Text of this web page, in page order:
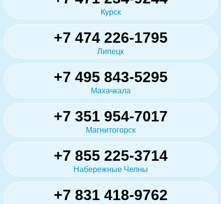
Курск
+7 474 226-1795
Липецк
+7 495 843-5295
Махачкала
+7 351 954-7017
Магнитогорск
+7 855 225-3714
Набережные Челны
+7 831 418-9762